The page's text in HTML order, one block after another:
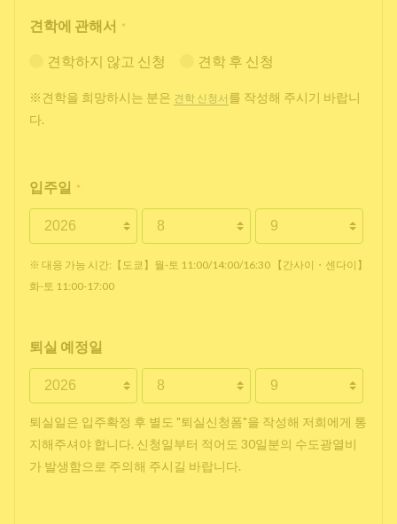
견학에 관해서 *
견학하지 않고 신청 견학 후 신청
※견학을 희망하시는 분은 견학 신청서 를 작성해 주시기 바랍니
다.
입주일 *
※ 대응 가능 시간:【도쿄】월-토 11:00/14:00/16:30 【간사이・센다이】
화-토 11:00-17:00
퇴실 예정일
퇴실일은 입주확정 후 별도 "퇴실신청폼"을 작성해 저희에게 통
지해주셔야 합니다. 신청일부터 적어도 30일분의 수도광열비
가 발생함으로 주의해 주시길 바랍니다.